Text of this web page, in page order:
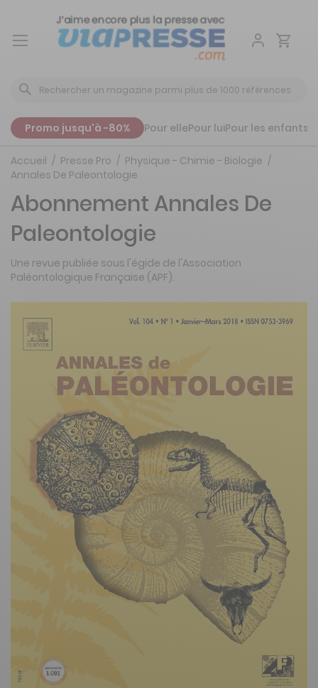
Aller
Promo jusqu'à -80% Pour ellePour luiPour les enfants
Accueil Presse Pro
Physique - Chimie - Biologie
Annales De Paleontologie
Abonnement Annales De
Paleontologie
Une revue publiée sous l'égide de l'Association
Paléontologique Française (APF).